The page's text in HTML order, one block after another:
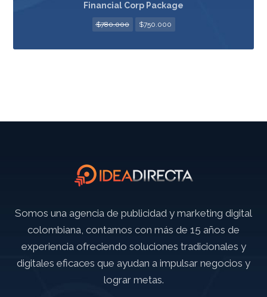
Financial Corp Package
$780.000 $750.000
Somos una agencia de publicidad y marketing digital
colombiana, contamos con más de 15 años de
experiencia ofreciendo soluciones tradicionales y
digitales eficaces que ayudan a impulsar negocios y
lograr metas.